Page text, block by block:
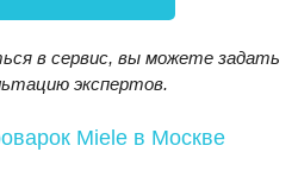
в сервис, вы можете задать
экспертов.
Miele в Москве